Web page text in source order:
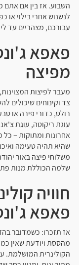
השבוע. אז בין אם
לנשנוש אחרי בילוי או
עבורכם, מצהריים עד
פאפא
מפיצה
מעבר לפיצות
צד וקינוחים שיכולים
רולס, כדורי פירה או
עוגת ריקוטה, עוגת
אחרונות ומתוקות –
שהיא תהיה טעימה
משלוחי פיצה באור
שלמה הכוללת מנות
חוויה
פאפא
אז תזכרו: כשמדובר
מהססת ויודעת שאין
הקולינרית המושלמת.